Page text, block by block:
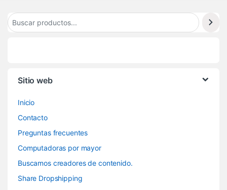
Sitio web
Inicio
Contacto
Preguntas frecuentes
Computadoras por mayor
Buscamos creadores de contenido.
Share Dropshipping